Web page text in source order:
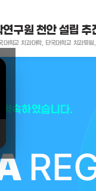
구원 천안 설립 추
대학교 치과대학, 단국대학교 치과병
약속하였습니다.